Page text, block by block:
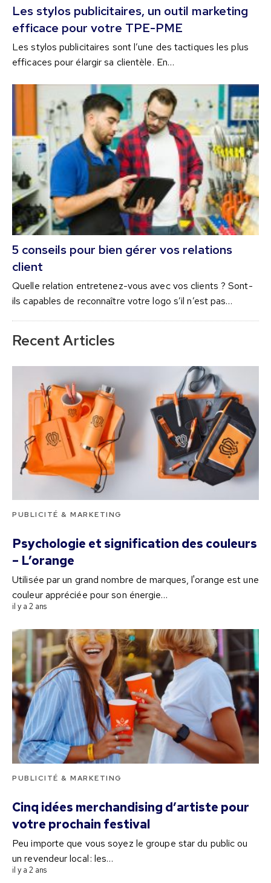
Les stylos publicitaires, un outil marketing
efficace pour votre TPE-PME
Les stylos publicitaires sont l’une des tactiques les plus
efficaces pour élargir sa clientèle. En…
5 conseils pour bien gérer vos relations
client
Quelle relation entretenez-vous avec vos clients ? Sont-
ils capables de reconnaître votre logo s’il n’est pas…
Recent Articles
PUBLICITÉ & MARKETING
Psychologie et signification des couleurs
– L’orange
Utilisée par un grand nombre de marques, l'orange est une
couleur appréciée pour son énergie…
il y a 2 ans
PUBLICITÉ & MARKETING
Cinq idées merchandising d’artiste pour
votre prochain festival
Peu importe que vous soyez le groupe star du public ou
un revendeur local : les…
il y a 2 ans